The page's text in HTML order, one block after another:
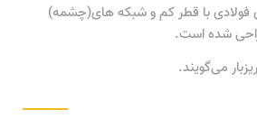
فولادی با قطر کم و شبکه های(چشمه)
شده است.
می‌گویند.